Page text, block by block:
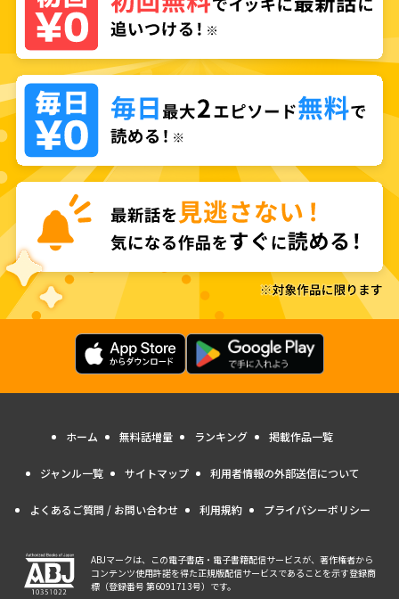
ホーム 無料話増量 ランキング 掲載作品一覧
ジャンル一覧 サイトマップ 利用者情報の外部送信について
よくあるご質問 / お問い合わせ 利用規約 プライバシーポリシー
ABJマークは、この電子書店・電子書籍配信サービスが、著作権者から
コンテンツ使用許諾を得た正規版配信サービスであることを示す登録商
標（登録番号 第6091713号）です。